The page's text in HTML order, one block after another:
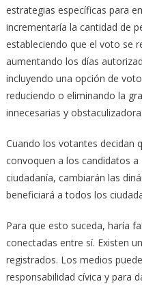
estrategias específicas para
incrementaría la cantidad de
estableciendo que el voto se
aumentando los días
incluyendo una opción de
reduciendo o eliminando la
innecesarias y
Cuando los votantes decidan
convoquen a los candidatos
ciudadanía, cambiarán las
beneficiará a todos los
Para que esto suceda, haría
conectadas entre sí. Existen
registrados. Los medios
responsabilidad cívica y para